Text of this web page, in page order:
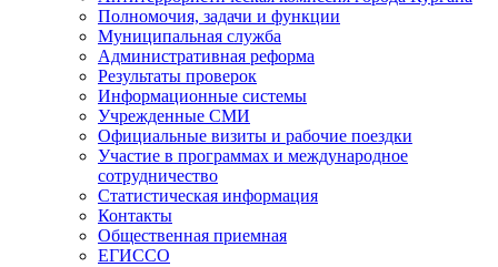
Полномочия, задачи и функции
Муниципальная служба
Административная реформа
Результаты проверок
Информационные системы
Учрежденные СМИ
Официальные визиты и рабочие поездки
Участие в программах и международное
сотрудничество
Статистическая информация
Контакты
Общественная приемная
ЕГИССО